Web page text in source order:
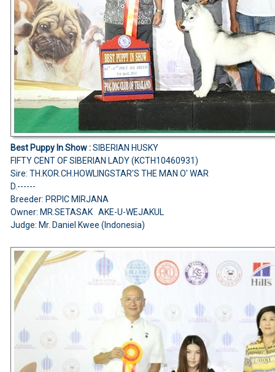
Best Puppy In Show :SIBERIAN HUSKY
FIFTY CENT OF SIBERIAN LADY (KCTH10460931)
Sire: TH.KOR.CH.HOWLINGSTAR'S THE MAN O' WAR
D.------
Breeder: PRPIC MIRJANA
Owner: MR.SETASAK AKE-U-WEJAKUL
Judge: Mr. Daniel Kwee (Indonesia)